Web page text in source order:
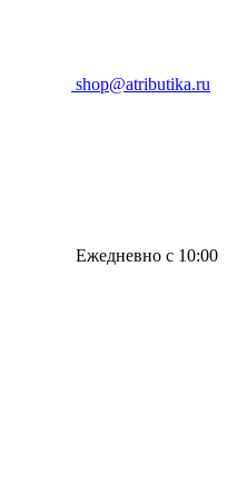
shop@atributika.ru
Ежедневно с 10:00